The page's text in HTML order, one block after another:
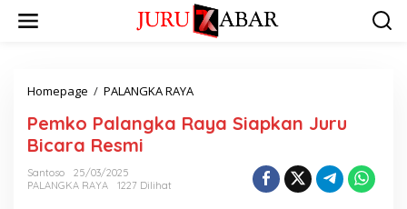
Homepage / PALANGKA RAYA
Pemko Palangka Raya Siapkan Juru
Bicara Resmi
Santoso
25/03/2025
PALANGKA RAYA
1227 Dilihat